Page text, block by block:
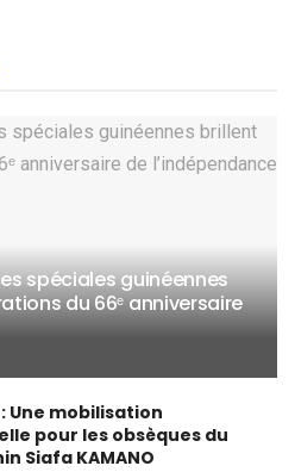
spéciales guinéennes
du 66ᵉ anniversaire
Une mobilisation
pour les obsèques du
Siafa KAMANO